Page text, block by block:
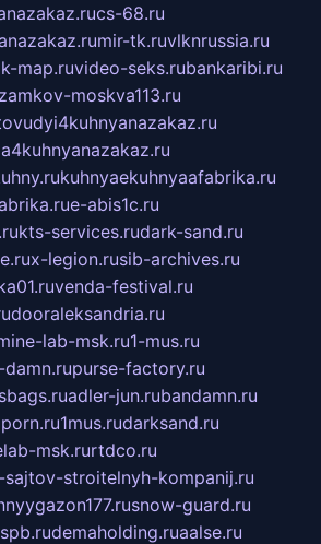
cs-68.ru
mir-tk.ruvlknrussia.ru
map.ruvideo-seks.rubankaribi.ru
moskva113.ru
kuhnyaekuhnyaafabrika.ru
e-abis1c.ru
kts-services.rudark-sand.ru
x-legion.rusib-archives.ru
venda-festival.ru
dooraleksandria.ru
lab-msk.ru1-mus.ru
damn.rupurse-factory.ru
adler-jun.rubandamn.ru
1mus.rudarksand.ru
msk.rurtdco.ru
stroitelnyh-kompanij.ru
snow-guard.ru
demaholding.ruaalse.ru